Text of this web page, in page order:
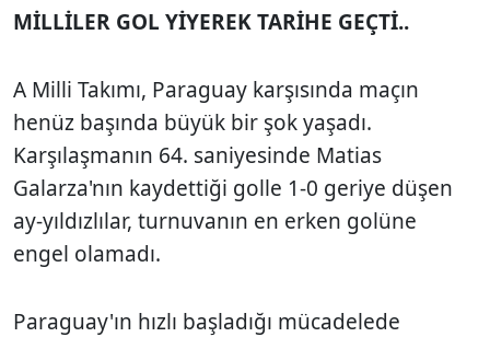
MİLLİLER GOL YİYEREK TARİHE GEÇTİ..
A Milli Takımı, Paraguay karşısında maçın
henüz başında büyük bir şok yaşadı.
Karşılaşmanın 64. saniyesinde Matias
Galarza'nın kaydettiği golle 1-0 geriye düşen
ay-yıldızlılar, turnuvanın en erken golüne
engel olamadı.
Paraguay'ın hızlı başladığı mücadelede